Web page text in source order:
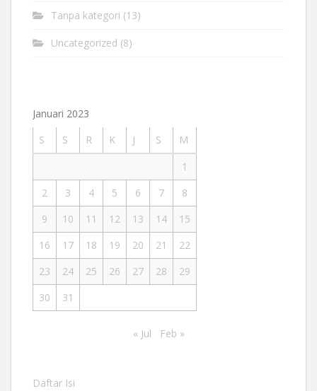
Tanpa kategori (13)
Uncategorized (8)
Januari 2023
S
S R K J S
M
1
2
3 4 5 6 7
8
9
10 11 12 13 14
15
16
17 18 19 20 21
22
23
24 25 26 27 28
29
30
31
« Jul Feb »
Daftar Isi